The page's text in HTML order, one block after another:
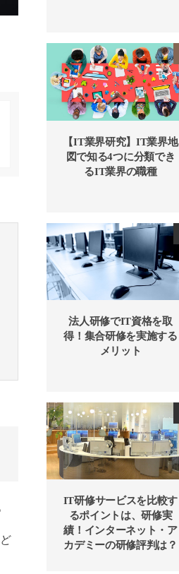
【IT業界研究】IT業界地
図で知る4つに分類でき
るIT業界の職種
法人研修でIT資格を取
得！集合研修を実施する
メリット
IT研修サービスを比較す
るポイントは、研修実
績！インターネット・ア
カデミーの研修評判は？